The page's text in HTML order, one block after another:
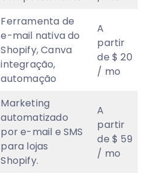
Ferramenta de
e-mail nativa do
Shopify, Canva
integração,
automação
A
partir
de $ 20
/ mo
Marketing
automatizado
por e-mail e SMS
para lojas
Shopify.
A
partir
de $ 59
/ mo